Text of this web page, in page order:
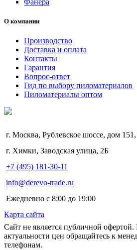
О компании
Производство
Доставка и оплата
Контакты
Гарантия
Вопрос-ответ
Гид по выбору пиломатериалов
Пиломатериалы оптом
г. Москва, Рублевское шоссе, дом
г. Химки, Заводская улица, 2Б
+7 (495) 181-30-11
info@derevo-trade.ru
Ежедневно с 8:00 до 19:00
Карта сайта
Сайт не является публичной
актуальности цен обращайтесь к
телефонам.